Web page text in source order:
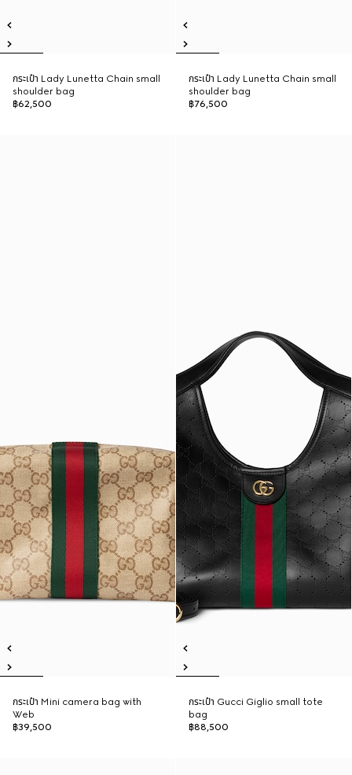
กระเป๋า Lady Lunetta Chain small
shoulder bag
฿62,500
กระเป๋า Lady Lunetta Chain small
shoulder bag
฿76,500
กระเป๋า Mini camera bag with
Web
฿39,500
กระเป๋า Gucci Giglio small tote
bag
฿88,500